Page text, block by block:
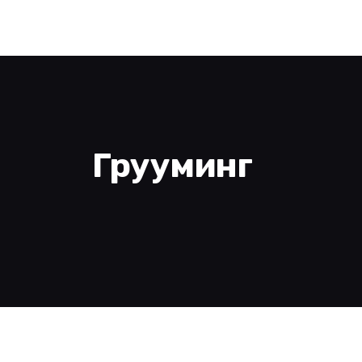
Грууминг